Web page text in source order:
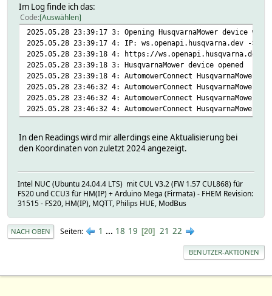
settings:
cuttingHeight 1
headlight:
mode ALWAYS_OFF
statistics:
numberOfChargingCycles 1863
numberOfCollisions 419
totalChargingTime 5814000
totalCuttingTime 6962400
totalDriveDistance 2952612
totalRunningTime 7570800
system:
model Husqvarna AUTOMOWER� 315X
serialNumber 194601120
mowerold:
attributes:
metadata:
statusTimestamp 1745075112987
mower:
activity LEAVING
Im Log finde ich das:
Code Auswählen
2025.05.28 23:39:17 3: Opening HusqvarnaMower device
2025.05.28 23:39:17 4: IP: ws.openapi.husqvarna.dev ->
2025.05.28 23:39:18 4: https://
2025.05.28 23:39:18 3: HusqvarnaMower device opened
2025.05.28 23:39:18 4: AutomowerConnect HusqvarnaMower
2025.05.28 23:46:32 4: AutomowerConnect
2025.05.28 23:46:32 4: AutomowerConnect
2025.05.28 23:46:32 4: AutomowerConnect
In den Readings wird mir allerdings eine Aktualisierung bei
den Koordinaten von zuletzt 2024 angezeigt.
Intel NUC (Ubuntu 24.04.4 LTS) mit CUL V3.2 (FW 1.57 CUL868) für
FS20 und CCU3 für HM(IP) + Arduino Mega (Firmata) - FHEM Revision:
31515 - FS20, HM(IP), MQTT, Philips HUE, ModBus
NACH OBEN Seiten 1 ... 18 19 20 21 22
BENUTZER-AKTIONEN